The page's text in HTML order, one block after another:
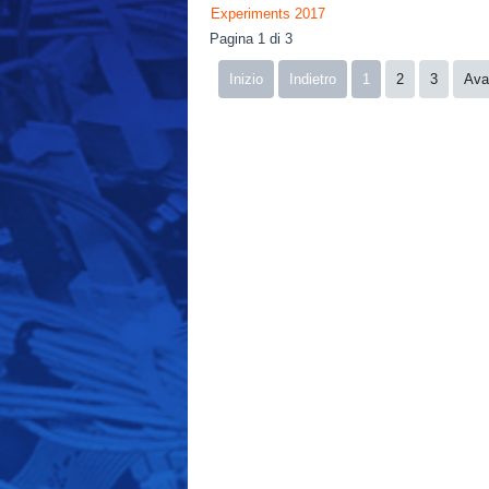
Experiments 2017
Pagina 1 di 3
Inizio Indietro 1 2 3